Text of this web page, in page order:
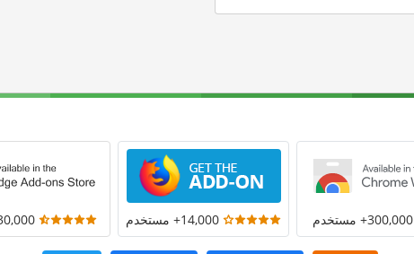
300,000+ مستخدم 14,000+ مستخدم 30,000+